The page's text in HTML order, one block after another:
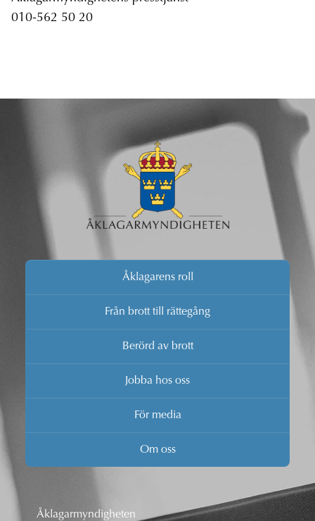
010-562 50 20
Åklagarens roll
Från brott till rättegång
Berörd av brott
Jobba hos oss
För media
Om oss
Åklagarmyndigheten